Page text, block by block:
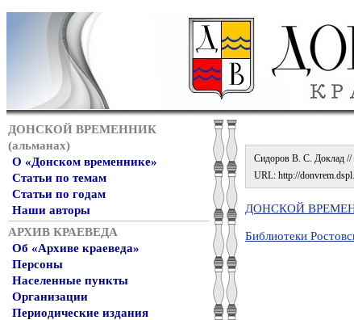
ДОНСКОЙ ВРЕМЕННИК
(альманах)
О «Донском временнике»
Статьи по темам
Статьи по годам
Наши авторы
АРХИВ КРАЕВЕДА
Об «Архиве краеведа»
Персоны
Населенные пункты
Организации
Периодические издания
Сидоров В. С. Доклад //
URL: http://
ДОНСКОЙ
Библиотеки